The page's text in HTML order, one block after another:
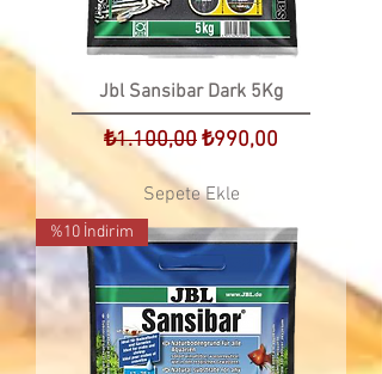
Jbl Sansibar Dark 5Kg
Normal Fiyat
₺1.100,00İndirimli Fiyat
₺990,00
Sepete Ekle
%10 İndirim